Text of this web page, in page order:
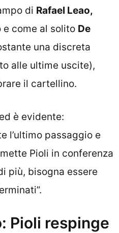
di Rafael Leao,
come al solito De
una discreta
alle ultime uscite),
il cartellino.
è evidente:
l’ultimo passaggio e
Pioli in conferenza
più, bisogna essere
Pioli respinge